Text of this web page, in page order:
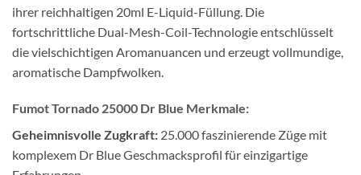
ihrer reichhaltigen 20ml E-Liquid-Füllung. Die
fortschrittliche Dual-Mesh-Coil-Technologie entschlüsselt
die vielschichtigen Aromanuancen und erzeugt vollmundige,
aromatische Dampfwolken.
Fumot Tornado 25000 Dr Blue Merkmale:
Geheimnisvolle Zugkraft: 25.000 faszinierende Züge mit
komplexem Dr Blue Geschmacksprofil für einzigartige